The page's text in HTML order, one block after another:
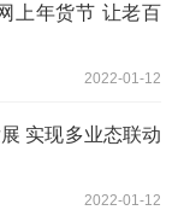
上年货节 让老百
2022-01-12
实现多业态联动
2022-01-12